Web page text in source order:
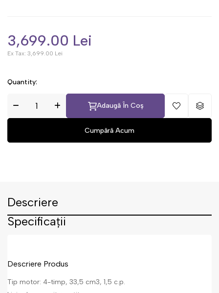
3,699.00 Lei
Ex Tax: 3,699.00 Lei
Quantity:
Adaugă În Coș
Descriere
Specificații
Descriere Produs
Tip motor: 4-timp, 33,5 cm3, 1,5 c.p.